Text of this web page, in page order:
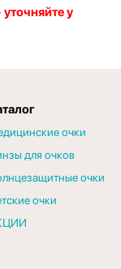
у
очки
для очков
очки
очки